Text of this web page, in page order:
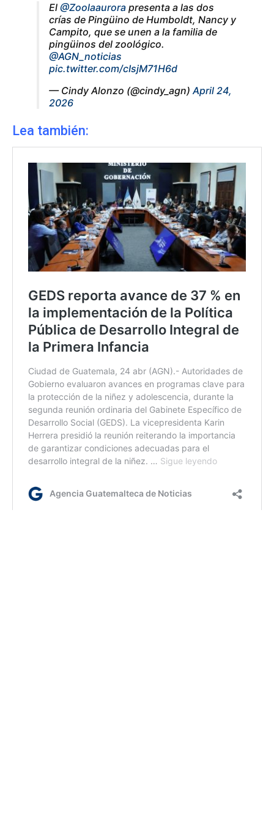
El @Zoolaaurora presenta a las dos
crías de Pingüino de Humboldt, Nancy y
Campito, que se unen a la familia de
pingüinos del zoológico.
@AGN_noticias
pic.twitter.com/cIsjM71H6d
— Cindy Alonzo (@cindy_agn) April 24,
2026
Lea también: